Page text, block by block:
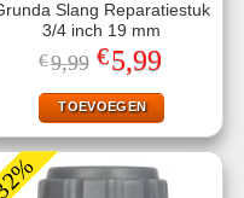
Slang Reparatiestuk
3/4 inch 19 mm
€9,99 Oorspronkelijke
prijs
was:
€9,99.
€5,99
is:
€5,99.
TOEVOEGEN